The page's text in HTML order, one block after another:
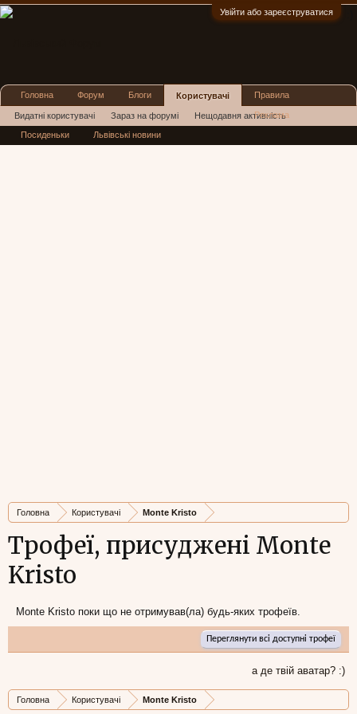
Увійти або зареєструватися
Головна Користувачі Monte Kristo
Трофеї, присуджені Monte
Kristo
Monte Kristo поки що не отримував(ла) будь-яких трофеїв.
Переглянути всі доступні трофеї
а де твій аватар? :)
Головна Користувачі Monte Kristo
Головна Форум Блоги Користувачі
Видатні користувачі Зараз на форумі Нещодавня активність
Нові повідомлення профілю
Правила
Реклама
Посиденьки Львівські новини